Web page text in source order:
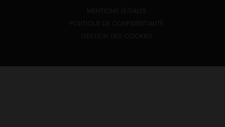
MENTIONS LÉGALES
POLITIQUE DE CONFIDENTIALITÉ
GESTION DES COOKIES